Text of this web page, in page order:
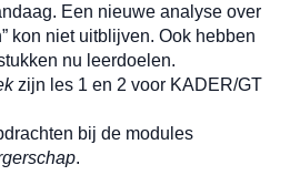
Een nieuwe analyse over
kon niet uitblijven. Ook hebben
nu leerdoelen.
zijn les 1 en 2 voor KADER/GT
bij de modules
.